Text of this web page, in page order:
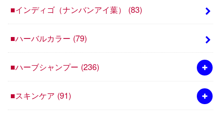
■インディゴ（ナンバンアイ葉） (83)
■ハーバルカラー (79)
■ハーブシャンプー (236)
■スキンケア (91)